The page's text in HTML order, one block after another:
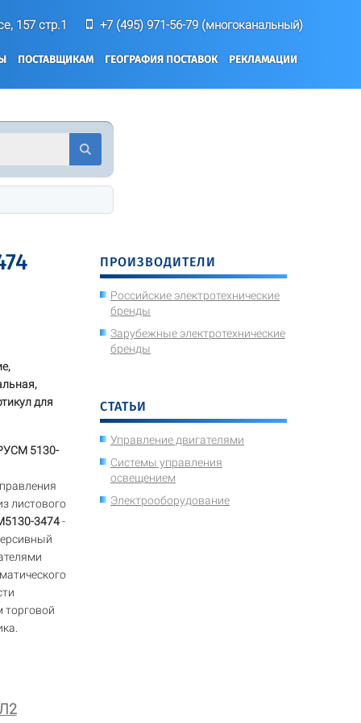
157 стр.1 +7 (495) 971-56-79 (многоканальный)
ПОСТАВЩИКАМ ГЕОГРАФИЯ ПОСТАВОК РЕКЛАМАЦИИ
для
5130-
листового
3474-
торговой
ПРОИЗВОДИТЕЛИ
Российские электротехнические
бренды
Зарубежные электротехнические
бренды
СТАТЬИ
Управление двигателями
Системы управления
освещением
Электрооборудование